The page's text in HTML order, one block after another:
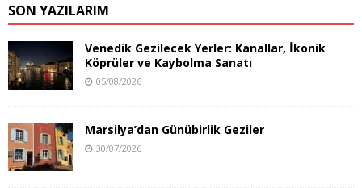
SON YAZILARIM
Venedik Gezilecek Yerler: Kanallar, İkonik
Köprüler ve Kaybolma Sanatı
05/08/2026
Marsilya’dan Günübirlik Geziler
30/07/2026